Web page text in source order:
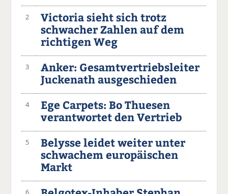
2
Victoria sieht sich trotz
schwacher Zahlen auf dem
richtigen Weg
3
Anker: Gesamtvertriebsleiter
Juckenath ausgeschieden
4
Ege Carpets: Bo Thuesen
verantwortet den Vertrieb
5
Belysse leidet weiter unter
schwachem europäischen
Markt
6